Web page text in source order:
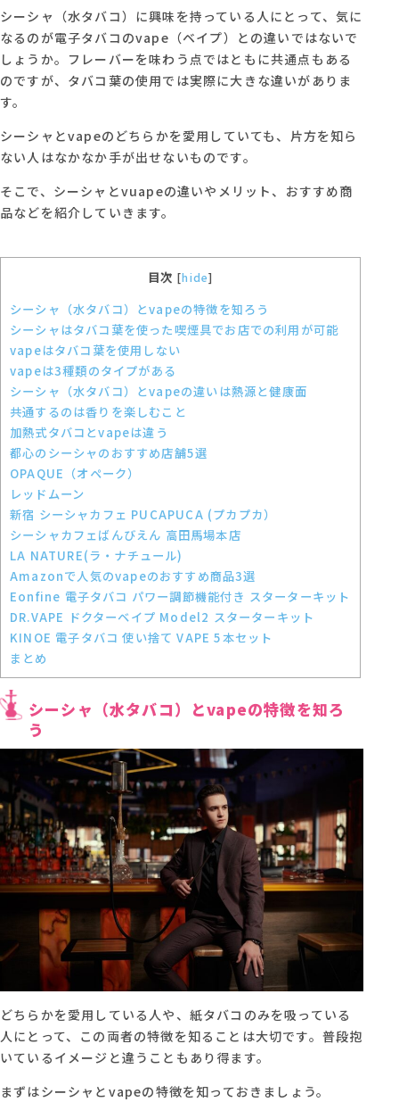
シーシャ（水タバコ）に興味を持っている人にとって、気に
なるのが電子タバコのvape（ベイプ）との違いではないで
しょうか。フレーバーを味わう点ではともに共通点もある
のですが、タバコ葉の使用では実際に大きな違いがありま
す。
シーシャとvapeのどちらかを愛用していても、片方を知ら
ない人はなかなか手が出せないものです。
そこで、シーシャとvuapeの違いやメリット、おすすめ商
品などを紹介していきます。
目次 [hide]
シーシャ（水タバコ）とvapeの特徴を知ろう
シーシャはタバコ葉を使った喫煙具でお店での利用が可能
vapeはタバコ葉を使用しない
vapeは3種類のタイプがある
シーシャ（水タバコ）とvapeの違いは熱源と健康面
共通するのは香りを楽しむこと
加熱式タバコとvapeは違う
都心のシーシャのおすすめ店舗5選
OPAQUE（オペーク）
レッドムーン
新宿 シーシャカフェ PUCAPUCA (プカプカ）
シーシャカフェばんびえん 高田馬場本店
LA NATURE(ラ・ナチュール)
Amazonで人気のvapeのおすすめ商品3選
Eonfine 電子タバコ パワー調節機能付き スターターキット
DR.VAPE ドクターベイプ Model2 スターターキット
KINOE 電子タバコ 使い捨て VAPE 5本セット
まとめ
シーシャ（水タバコ）とvapeの特徴を知ろ
う
どちらかを愛用している人や、紙タバコのみを吸っている
人にとって、この両者の特徴を知ることは大切です。普段抱
いているイメージと違うこともあり得ます。
まずはシーシャとvapeの特徴を知っておきましょう。